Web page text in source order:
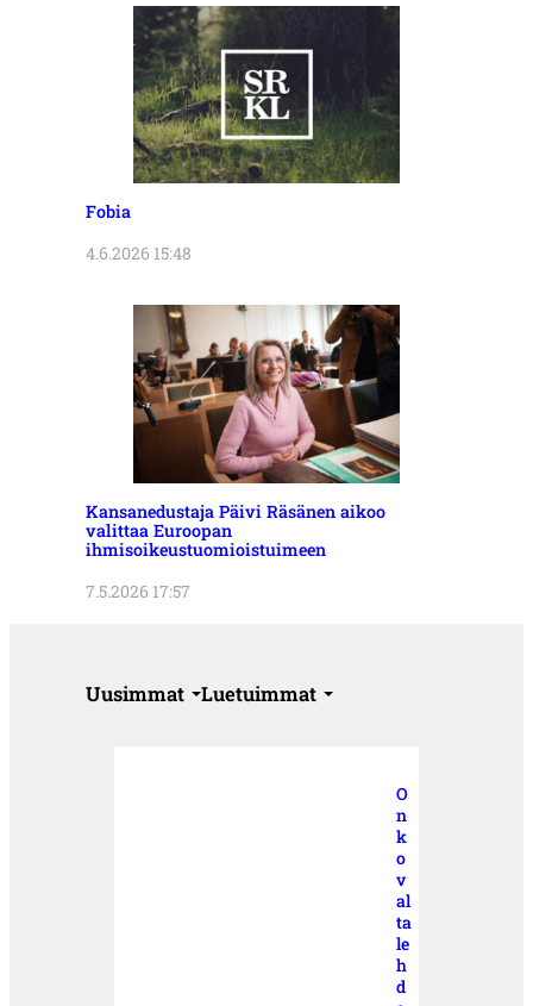
Fobia
4.6.2026 15:48
Kansanedustaja Päivi Räsänen aikoo
valittaa Euroopan
ihmisoikeustuomioistuimeen
7.5.2026 17:57
Uusimmat Luetuimmat
O
n
k
o
v
al
ta
le
h
d